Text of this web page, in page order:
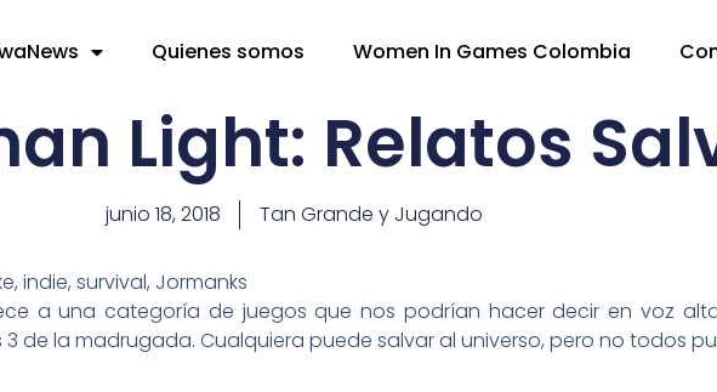
Quienes somos Women In Games Colombia
Light: Relatos
junio 18, 2018 Tan Grande y Jugando
a una categoría de juegos que nos podrían hacer decir en voz
3 de la madrugada. Cualquiera puede salvar al universo, pero no todos